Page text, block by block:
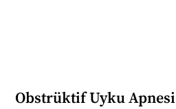
Obstrüktif Uyku Apnesi